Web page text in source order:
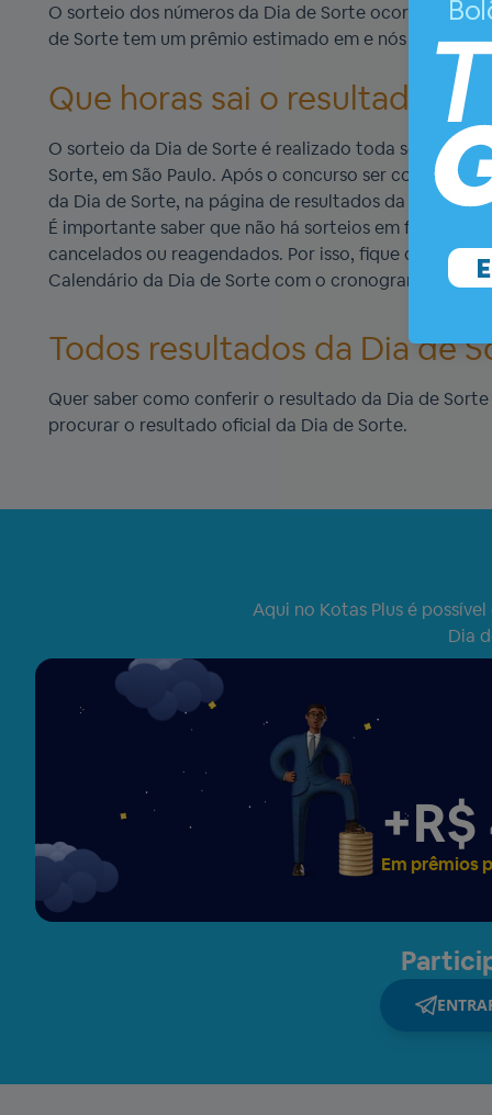
O sorteio dos números da Dia de Sorte ocorreu dia
de Sorte tem um prêmio estimado em e nós já temos
Que horas sai o resultado da
O sorteio da Dia de Sorte é realizado toda semana,
Sorte, em São Paulo. Após o concurso ser concluído,
da Dia de Sorte, na página de resultados da Dia de
É importante saber que não há sorteios em feriados
cancelados ou reagendados. Por isso, fique de olho
Calendário da Dia de Sorte com o cronograma
Todos resultados da Dia de
Quer saber como conferir o resultado da Dia de
procurar o resultado oficial da Dia de Sorte.
Aqui no Kotas Plus é
Dia
+
Em prêmios